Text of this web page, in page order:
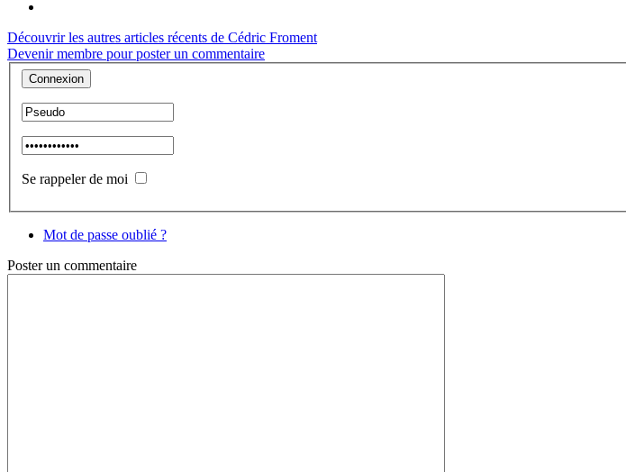
Découvrir les autres articles récents de Cédric Froment
Devenir membre pour poster un commentaire
Se rappeler de moi
Mot de passe oublié ?
Posterun commentaire